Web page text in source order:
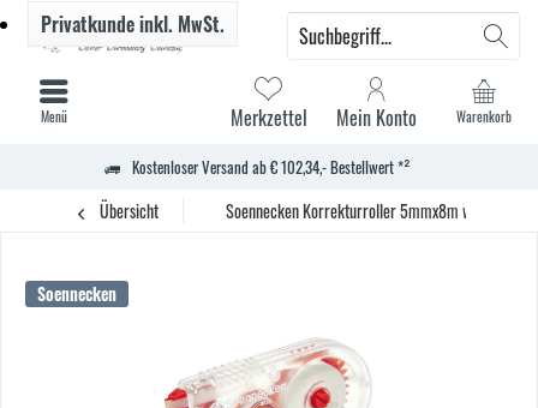
Kostenloser Versand ab € 102,34,- Bestellwert *²
Warenkorb
Merkzettel Mein Konto
Privatkundeinkl. MwSt.
Menü
Übersicht Soennecken Korrekturroller 5mmx8m ws
Soennecken